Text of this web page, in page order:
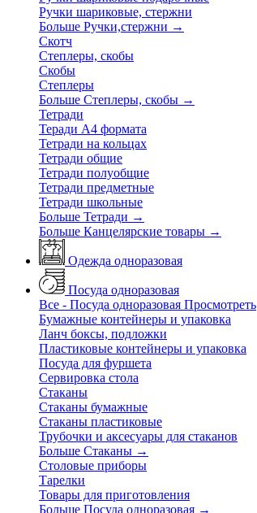
Ручки шариковые, стержни
Больше Ручки,стержни →
Скотч
Степлеры, скобы
Скобы
Степлеры
Больше Степлеры, скобы →
Тетради
Теради А4 формата
Тетради на кольцах
Тетради общие
Тетради полуобщие
Тетради предметные
Тетради школьные
Больше Тетради →
Больше Канцелярские товары →
Одежда одноразовая
Посуда одноразовая
Все - Посуда одноразовая Просмотреть
Бумажные контейнеры и упаковка
Ланч боксы, подложки
Пластиковые контейнеры и упаковка
Посуда для фуршета
Сервировка стола
Стаканы
Стаканы бумажные
Стаканы пластиковые
Трубочки и аксесуары для стаканов
Больше Стаканы →
Столовые приборы
Тарелки
Товары для приготовления
Больше Посуда одноразовая →